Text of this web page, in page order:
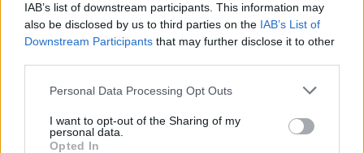
IAB’s list of downstream participants. This information may
also be disclosed by us to third parties on the IAB’s List of
Downstream Participants that may further disclose it to other
Personal Data Processing Opt Outs
I want to opt-out of the Sharing of my
personal data.
Opted In
ALTRE NOTIZIE DI LEGNANO